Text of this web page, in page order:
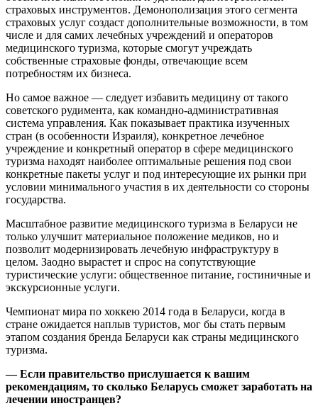
страховых инструментов. Демонополизация этого сегмента
страховых услуг создаст дополнительные возможности, в том
числе и для самих лечебных учреждений и операторов
медицинского туризма, которые смогут учреждать
собственные страховые фонды, отвечающие всем
потребностям их бизнеса.
Но самое важное — следует избавить медицину от такого
советского рудимента, как командно-административная
система управления. Как показывает практика изученных
стран (в особенности Израиля), конкретное лечебное
учреждение и конкретный оператор в сфере медицинского
туризма находят наиболее оптимальные решения под свои
конкретные пакеты услуг и под интересующие их рынки при
условии минимального участия в их деятельности со стороны
государства.
Масштабное развитие медицинского туризма в Беларуси не
только улучшит материальное положение медиков, но и
позволит модернизировать лечебную инфраструктуру в
целом. Заодно вырастет и спрос на сопутствующие
туристические услуги: общественное питание, гостиничные и
экскурсионные услуги.
Чемпионат мира по хоккею 2014 года в Беларуси, когда в
стране ожидается наплыв туристов, мог бы стать первым
этапом создания бренда Беларуси как страны медицинского
туризма.
— Если правительство прислушается к вашим
рекомендациям, то сколько Беларусь сможет заработать на
лечении иностранцев?